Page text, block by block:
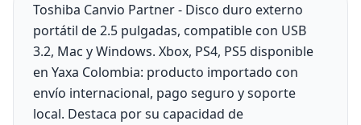
Toshiba Canvio Partner - Disco duro externo
portátil de 2.5 pulgadas, compatible con USB
3.2, Mac y Windows. Xbox, PS4, PS5 disponible
en Yaxa Colombia: producto importado con
envío internacional, pago seguro y soporte
local. Destaca por su capacidad de